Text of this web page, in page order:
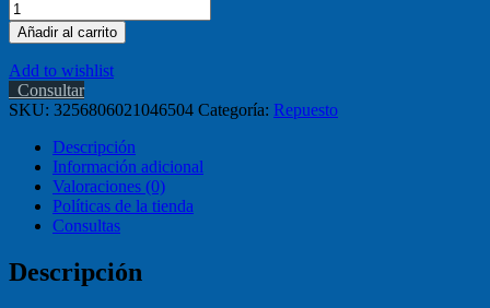
Añadir al carrito
Add to wishlist
Consultar
SKU: 3256806021046504 Categoría: Repuesto
Descripción
Información adicional
Valoraciones (0)
Políticas de la tienda
Consultas
Descripción